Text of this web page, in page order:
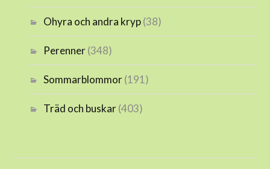
Ohyra och andra kryp(38)
Perenner(348)
Sommarblommor(191)
Träd och buskar(403)